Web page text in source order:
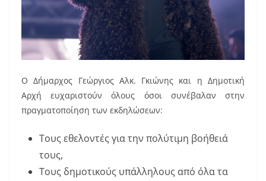
Ο Δήμαρχος Γεώργιος Αλκ. Γκιώνης και η Δημοτική
Αρχή ευχαριστούν όλους όσοι συνέβαλαν στην
πραγματοποίηση των εκδηλώσεων:
Τους εθελοντές για την πολύτιμη βοήθειά
τους,
Τους δημοτικούς υπάλληλους από όλα τα